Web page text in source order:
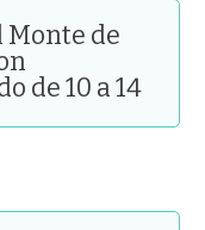
Monte de
de 10 a 14